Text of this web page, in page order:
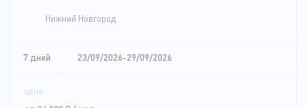
Нижний Новгород
7 дней 23/09/2026-29/09/2026
ЦЕНА: